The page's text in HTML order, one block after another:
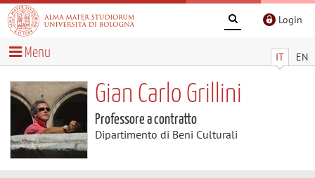
Login
IT EN
Menu
Gian Carlo Grillini
Professore a contratto
Dipartimento di Beni Culturali